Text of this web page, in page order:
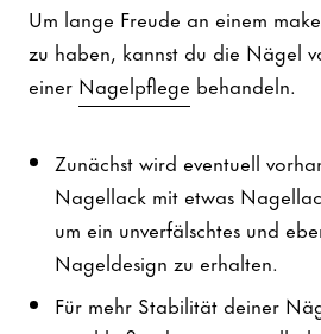
Um lange Freude an einem
zu haben, kannst du die Nägel
einer Nagelpflege behandeln.
Zunächst wird eventuell
Nagellack mit etwas
um ein unverfälschtes und
Nageldesign zu erhalten.
Für mehr Stabilität deiner